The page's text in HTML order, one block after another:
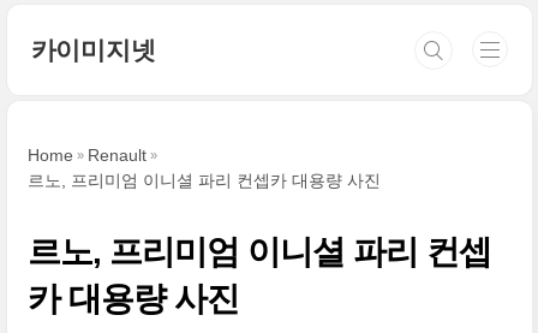
카이미지넷
Home
Renault
르노, 프리미엄 이니셜 파리 컨셉카 대용량 사진
르노, 프리미엄 이니셜 파리 컨셉
카 대용량 사진